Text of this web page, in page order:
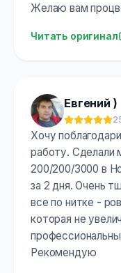
Желаю вам
Читать оригинал
Евгений )
Оценка:5из 5
Хочу
работу. Сделали
200/200/3000 в
за 2 дня. Очень
все по нитке -
которая не
Рекомендую